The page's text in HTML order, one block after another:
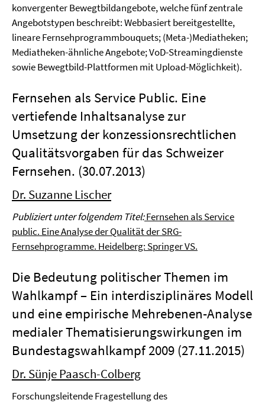
konvergenter Bewegtbildangebote, welche fünf zentrale
Angebotstypen beschreibt: Webbasiert bereitgestellte,
lineare Fernsehprogrammbouquets; (Meta-)Mediatheken;
Mediatheken-ähnliche Angebote; VoD-Streamingdienste
sowie Bewegtbild-Plattformen mit Upload-Möglichkeit).
Fernsehen als Service Public. Eine
vertiefende Inhaltsanalyse zur
Umsetzung der konzessionsrechtlichen
Qualitätsvorgaben für das Schweizer
Fernsehen. (30.07.2013)
Dr. Suzanne Lischer
Publiziert unter folgendem Titel:Fernsehen als Service
public. Eine Analyse der Qualität der SRG-
Fernsehprogramme. Heidelberg: Springer VS.
Die Bedeutung politischer Themen im
Wahlkampf – Ein interdisziplinäres Modell
und eine empirische Mehrebenen-Analyse
medialer Thematisierungswirkungen im
Bundestagswahlkampf 2009 (27.11.2015)
Dr. Sünje Paasch-Colberg
Forschungsleitende Fragestellung des